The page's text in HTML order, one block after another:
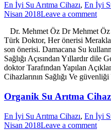
En İyi Su Arıtma Cihazı, En İyi
Nisan 2018Leave a comment
Dr. Mehmet Öz Dr Mehmet Öz
Türk Doktor, Her önerisi
son önerisi. Damacana Su
Sağlığı Açısından Yıllardır
doktor Tarafından Yapılan
Cihazlarının Sağlığı Ve
Organik Su Arıtma
En İyi Su Arıtma Cihazı, En İyi
Nisan 2018Leave a comment